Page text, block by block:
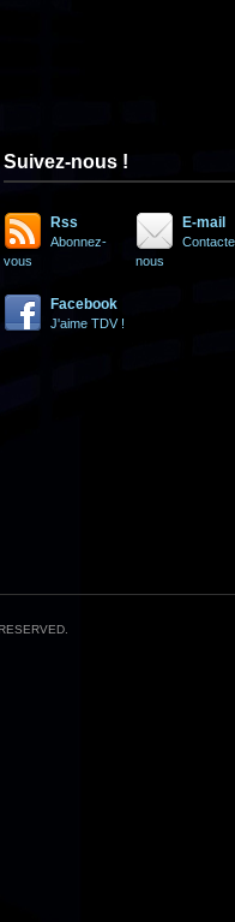
Suivez-nous !
Rss
Abonnez-
vous
E-mail
nous
Facebook
J'aime TDV !